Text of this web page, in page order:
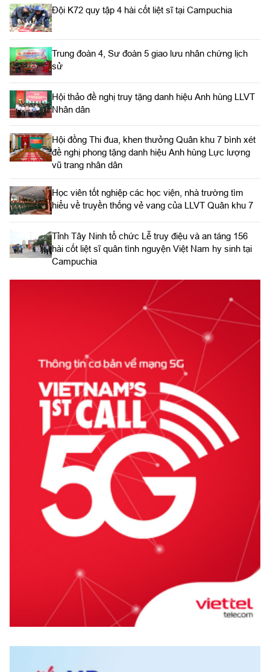
Đội K72 quy tập 4 hài cốt liệt sĩ tại Campuchia
Trung đoàn 4, Sư đoàn 5 giao lưu nhân chứng lịch
sử
Hội thảo đề nghị truy tặng danh hiệu Anh hùng LLVT
Nhân dân
Hội đồng Thi đua, khen thưởng Quân khu 7 bình xét
đề nghị phong tặng danh hiệu Anh hùng Lực lượng
vũ trang nhân dân
Học viên tốt nghiệp các học viện, nhà trường tìm
hiểu về truyền thống vẻ vang của LLVT Quân khu 7
​Tỉnh Tây Ninh tổ chức Lễ truy điệu và an táng 156
hài cốt liệt sĩ quân tình nguyện Việt Nam hy sinh tại
Campuchia